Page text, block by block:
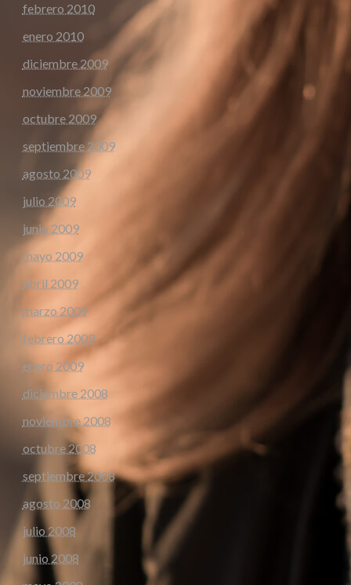
febrero 2010
enero 2010
diciembre 2009
noviembre 2009
octubre 2009
septiembre 2009
agosto 2009
julio 2009
junio 2009
mayo 2009
abril 2009
marzo 2009
febrero 2009
enero 2009
diciembre 2008
noviembre 2008
octubre 2008
septiembre 2008
agosto 2008
julio 2008
junio 2008